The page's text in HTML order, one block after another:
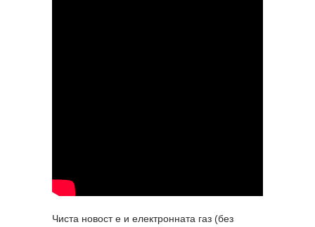
Чиста новост е и електронната газ (без